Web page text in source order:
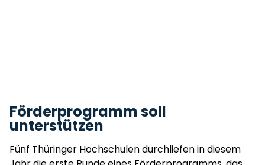
Förderprogramm soll
unterstützen
Fünf Thüringer Hochschulen durchliefen in diesem